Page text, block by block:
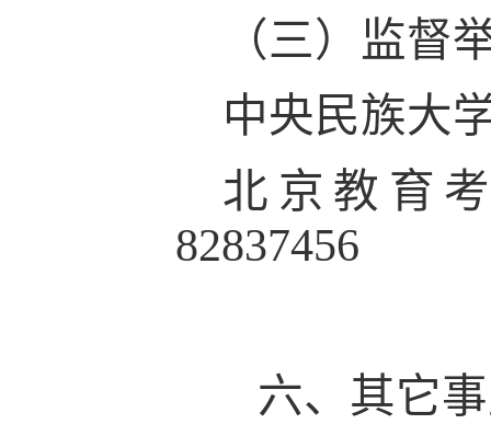
（三）
监督
中央民族大
北京教育
82837456
六、 其它